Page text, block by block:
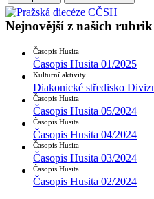
Nejnovější z našich rubrik
Časopis Husita
Časopis Husita 01/2025
Kulturní aktivity
Diakonické středisko
Časopis Husita
Časopis Husita 05/2024
Časopis Husita
Časopis Husita 04/2024
Časopis Husita
Časopis Husita 03/2024
Časopis Husita
Časopis Husita 02/2024